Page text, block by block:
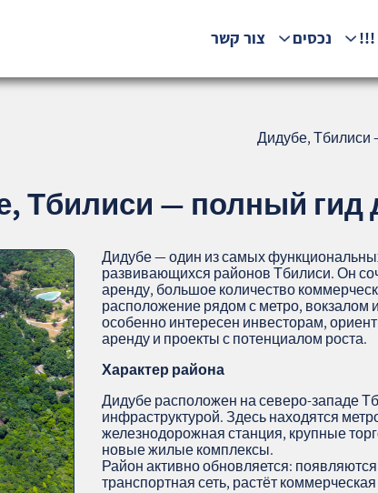
!!! נכסים צור קשר
Дидубе, Тбилиси
Тбилиси — полный гид
Дидубе — один из самых
развивающихся районов Тбилиси. Он
аренду, большое количество
расположение рядом с метро,
особенно интересен инвесторам,
аренду и проекты с потенциалом роста.
Характер района
Дидубе расположен на северо‑западе
инфраструктурой. Здесь находятся
железнодорожная станция, крупные
новые жилые комплексы.
Район активно обновляется:
транспортная сеть, растёт